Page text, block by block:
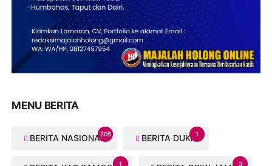
MENU BERITA
BERITA NASIONAL205 BERITA DUKA1
1 3